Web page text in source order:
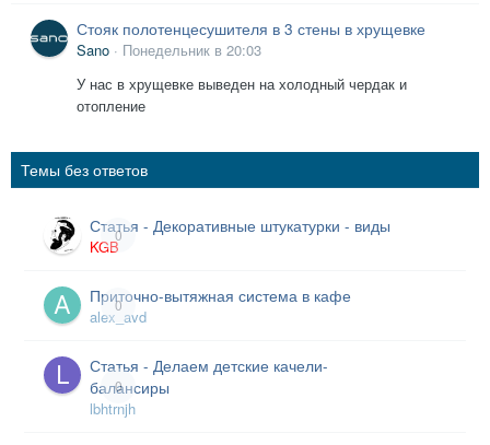
Стояк полотенцесушителя в 3 стены в хрущевке
Sano · Понедельник в 20:03
У нас в хрущевке выведен на холодный чердак и
отопление
Темы без ответов
0
Статья - Декоративные штукатурки - виды
KGB
0
Приточно-вытяжная система в кафе
alex_avd
0
Статья - Делаем детские качели-
балансиры
lbhtrnjh